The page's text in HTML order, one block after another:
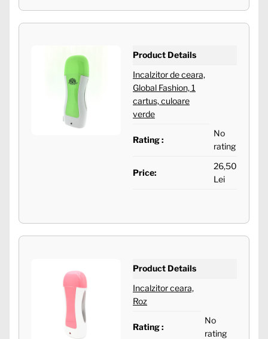
Product Details
Incalzitor de ceara,
Global Fashion, 1
cartus, culoare
verde
Rating :
No
rating
Price:
26,50
Lei
Product Details
Incalzitor ceara,
Roz
Rating :
No
rating